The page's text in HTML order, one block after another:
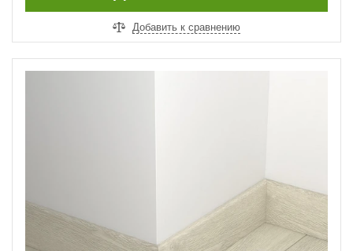
Добавить к сравнению